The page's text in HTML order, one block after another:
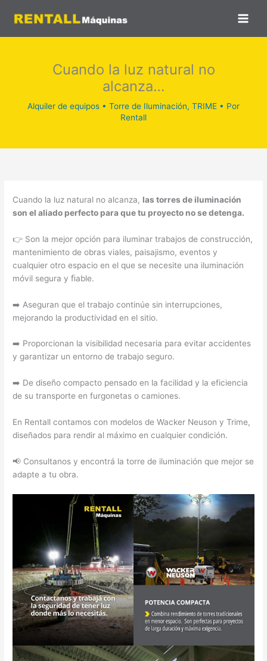
Cuando la luz natural no
alcanza…
Alquiler de equipos • Torre de Iluminación, TRIME • Por
Rentall
Cuando la luz natural no alcanza, las torres de iluminación
son el aliado perfecto para que tu proyecto no se detenga.
👉 Son la mejor opción para iluminar trabajos de construcción,
mantenimiento de obras viales, paisajismo, eventos y
cualquier otro espacio en el que se necesite una iluminación
móvil segura y ﬁable.
➡️ Aseguran que el trabajo continúe sin interrupciones,
mejorando la productividad en el sitio.
➡️ Proporcionan la visibilidad necesaria para evitar accidentes
y garantizar un entorno de trabajo seguro.
➡️ De diseño compacto pensado en la facilidad y la eficiencia
de su transporte en furgonetas o camiones.
En Rentall contamos con modelos de Wacker Neuson y Trime,
diseñados para rendir al máximo en cualquier condición.
📢 Consultanos y encontrá la torre de iluminación que mejor se
adapte a tu obra.